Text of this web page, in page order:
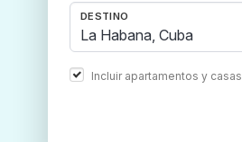
DESTINO
Incluir apartamentos y casas